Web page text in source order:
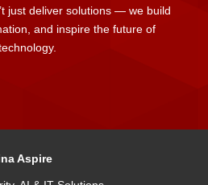
just deliver solutions — we build
and inspire the future of
Aspire